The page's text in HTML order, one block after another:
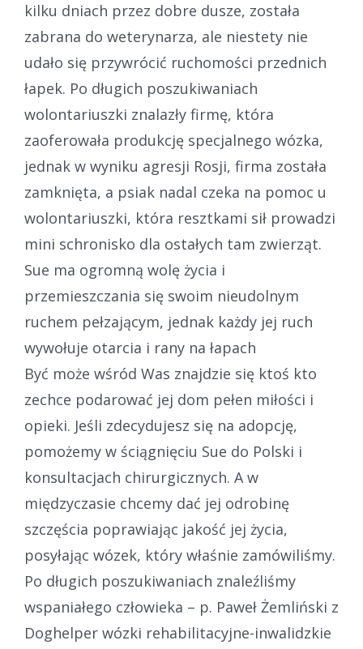
kilku dniach przez dobre dusze, została
zabrana do weterynarza, ale niestety nie
udało się przywrócić ruchomości przednich
łapek. Po długich poszukiwaniach
wolontariuszki znalazły firmę, która
zaoferowała produkcję specjalnego wózka,
jednak w wyniku agresji Rosji, firma została
zamknięta, a psiak nadal czeka na pomoc u
wolontariuszki, która resztkami sił prowadzi
mini schronisko dla ostałych tam zwierząt.
Sue ma ogromną wolę życia i
przemieszczania się swoim nieudolnym
ruchem pełzającym, jednak każdy jej ruch
wywołuje otarcia i rany na łapach
Być może wśród Was znajdzie się ktoś kto
zechce podarować jej dom pełen miłości i
opieki. Jeśli zdecydujesz się na adopcję,
pomożemy w ściągnięciu Sue do Polski i
konsultacjach chirurgicznych. A w
międzyczasie chcemy dać jej odrobinę
szczęścia poprawiając jakość jej życia,
posyłając wózek, który właśnie zamówiliśmy.
Po długich poszukiwaniach znaleźliśmy
wspaniałego człowieka – p. Paweł Żemliński z
Doghelper wózki rehabilitacyjne-inwalidzkie